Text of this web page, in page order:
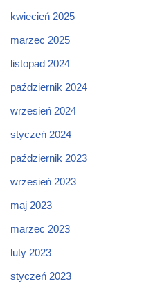
kwiecień 2025
marzec 2025
listopad 2024
październik 2024
wrzesień 2024
styczeń 2024
październik 2023
wrzesień 2023
maj 2023
marzec 2023
luty 2023
styczeń 2023